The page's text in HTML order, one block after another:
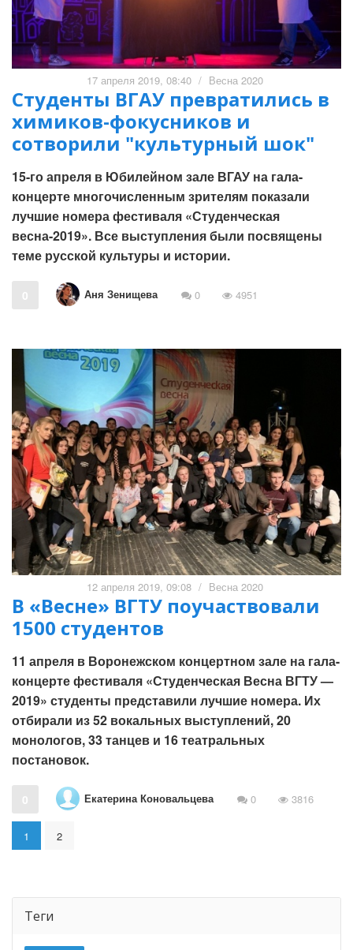
17 апреля 2019, 08:40 / Весна 2020
Студенты ВГАУ превратились в
химиков-фокусников и
сотворили "культурный шок"
15-го апреля в Юбилейном зале ВГАУ на гала-
концерте многочисленным зрителям показали
лучшие номера фестиваля «Студенческая
весна-2019». Все выступления были посвящены
теме русской культуры и истории.
0 Аня Зенищева 0 4951
12 апреля 2019, 09:08 / Весна 2020
В «Весне» ВГТУ поучаствовали
1500 студентов
11 апреля в Воронежском концертном зале на гала-
концерте фестиваля «Студенческая Весна ВГТУ —
2019» студенты представили лучшие номера. Их
отбирали из 52 вокальных выступлений, 20
монологов, 33 танцев и 16 театральных
постановок.
0 Екатерина Коновальцева 0 3816
1 2
Теги